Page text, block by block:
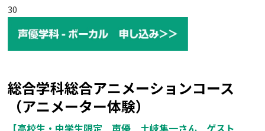
30
総合学科総合アニメーションコース
（アニメーター体験）